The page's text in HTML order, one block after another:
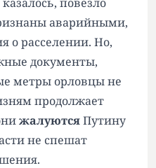
аварийными,
о расселении. Но,
документы,
метры орловцы не
продолжает
жалуютсяПутину
не спешат